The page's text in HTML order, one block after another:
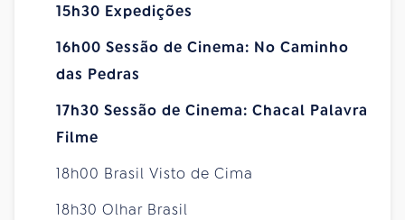
15h30 Expedições
16h00 Sessão de Cinema: No Caminho
das Pedras
17h30 Sessão de Cinema: Chacal Palavra
Filme
18h00 Brasil Visto de Cima
18h30 Olhar Brasil